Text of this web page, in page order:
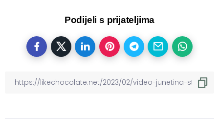
Podijeli s prijateljima